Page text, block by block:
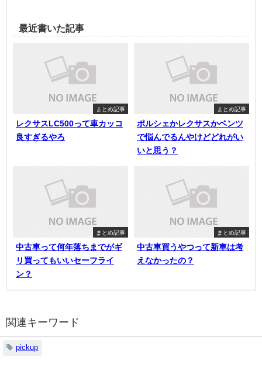
最近書いた記事
まとめ記事
レクサスLC500って車カッコ
良すぎるやろ
まとめ記事
ポルシェかレクサスかベンツ
で悩んでるんやけどどれがい
いと思う？
まとめ記事
中古車って何年落ちまでがギ
リ買ってもいいセーフライ
ン？
まとめ記事
中古車買うやつって新車は考
えなかったの？
関連キーワード
pickup